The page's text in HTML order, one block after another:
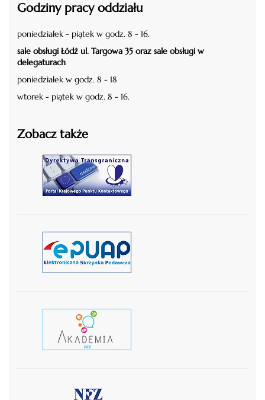
Godziny pracy oddziału
poniedziałek - piątek w godz. 8 - 16.
sale obsługi Łódź ul. Targowa 35 oraz sale obsługi w
delegaturach
poniedziałek w godz. 8 - 18
wtorek - piątek w godz. 8 - 16.
Zobacz także
czytaj więcej
czytaj więcej